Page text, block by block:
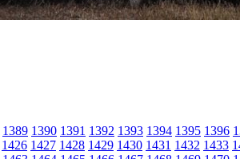
1389 1390 1391 1392 1393 1394 1395 1396
1426 1427 1428 1429 1430 1431 1432 1433